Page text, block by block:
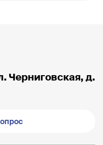
Черниговская, д.